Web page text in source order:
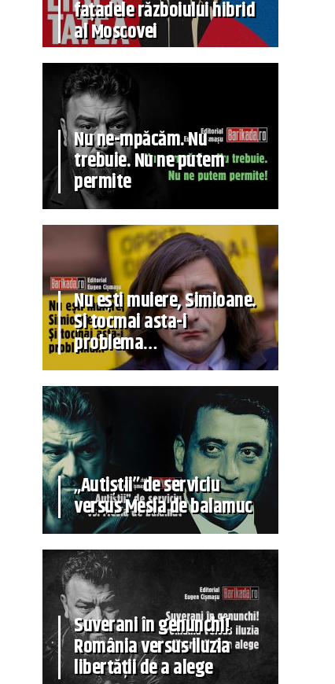
fațadele războiului hibrid
al Moscovei
Nu ne-mpăcăm. Nu
trebuie. Nu ne putem
permite
Nu ești muiere, Simioane.
Și tocmai asta-i
problema…
„Autiștii” de serviciu
versus Mesia de balamuc
Suverani în genunchi!
România versus iluzia
libertății de a alege